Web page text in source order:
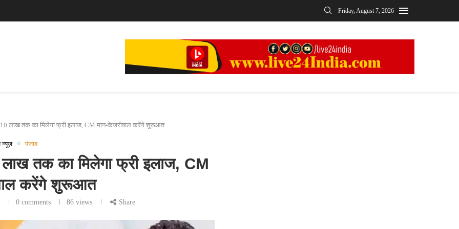
Friday, August 7, 2026
लाख तक का मिलेगा फ्री इलाज, CM मान-केजरीवाल करेंगे शुरूआत
न्यूज़ पंजाब
तक का मिलेगा फ्री इलाज, CM
करेंगे शुरूआत
0 comments 86 views Share